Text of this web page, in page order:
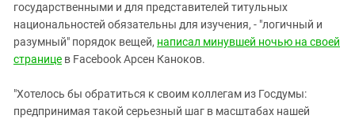
государственными и для представителей титульных
национальностей обязательны для изучения, - "логичный и
разумный" порядок вещей, написал минувшей ночью на своей
странице в Facebook Арсен Каноков.
"Хотелось бы обратиться к своим коллегам из Госдумы:
предпринимая такой серьезный шаг в масштабах нашей